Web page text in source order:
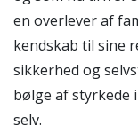
en overlever af
kendskab til sine
sikkerhed og
bølge af styrkede
selv.